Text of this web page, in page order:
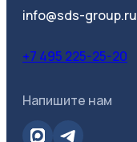
info@sds-group.ru
+7 495 225-25-20
Напишите нам